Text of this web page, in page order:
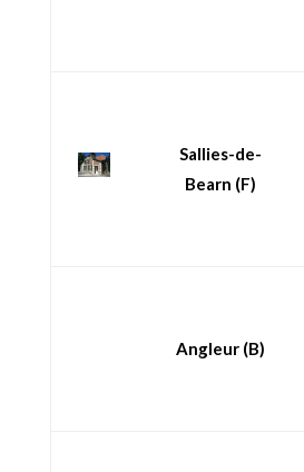
Sallies-de-
Bearn (F)
Angleur (B)